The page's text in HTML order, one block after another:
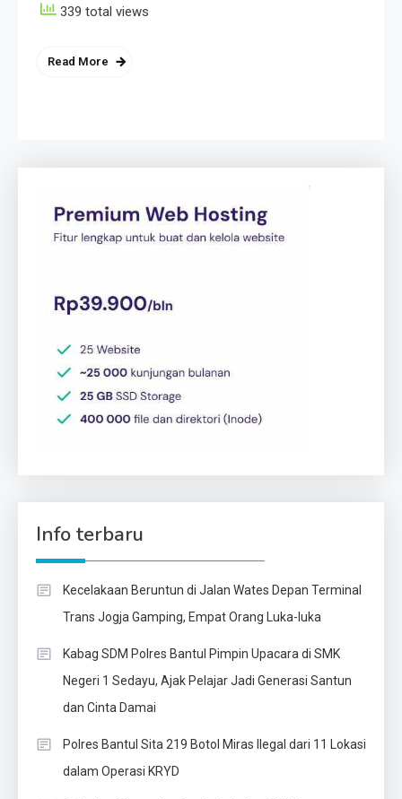
339 total views
Read More
Info terbaru
Kecelakaan Beruntun di Jalan Wates Depan Terminal
Trans Jogja Gamping, Empat Orang Luka-luka
Kabag SDM Polres Bantul Pimpin Upacara di SMK
Negeri 1 Sedayu, Ajak Pelajar Jadi Generasi Santun
dan Cinta Damai
Polres Bantul Sita 219 Botol Miras Ilegal dari 11 Lokasi
dalam Operasi KRYD